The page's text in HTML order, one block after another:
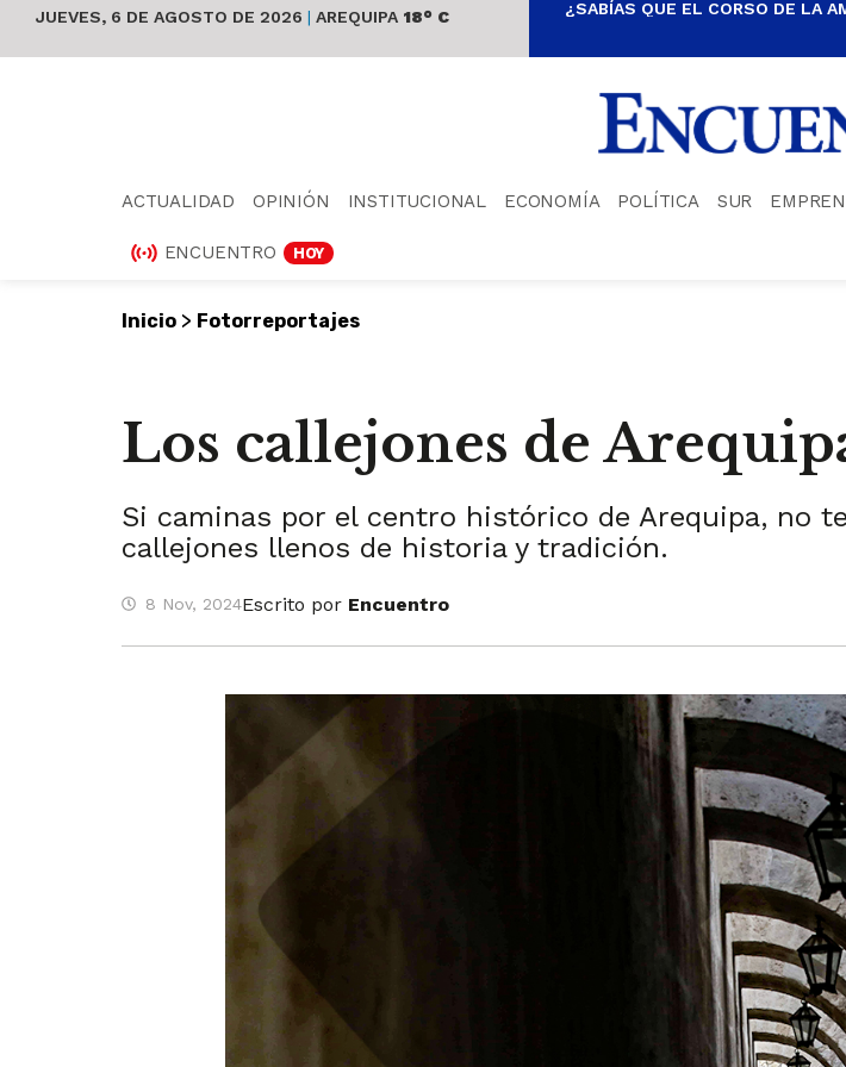
JUEVES, 6 DE AGOSTO DE 2026 | AREQUIPA 18° C ¿SABÍAS QUE EL CORSO DE LA
ACTUALIDAD OPINIÓN INSTITUCIONAL ECONOMÍA POLÍTICA SUR
ENCUENTRO HOY
Inicio > Fotorreportajes
Los callejones de
Si caminas por el centro histórico de Arequipa, no
callejones llenos de historia y tradición.
8 Nov, 2024Escrito por Encuentro